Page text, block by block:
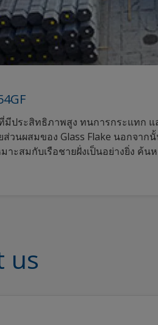
ประสิทธิภาพสูง ทนการกระแทก แ
วนผสมของ Glass Flake นอกจาก
าะสมกับเรือชายฝั่งเป็นอย่างยิ่ง ค้นห
us